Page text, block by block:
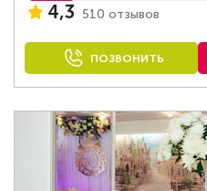
4,3 510 отзывов
ПОЗВОНИТЬ